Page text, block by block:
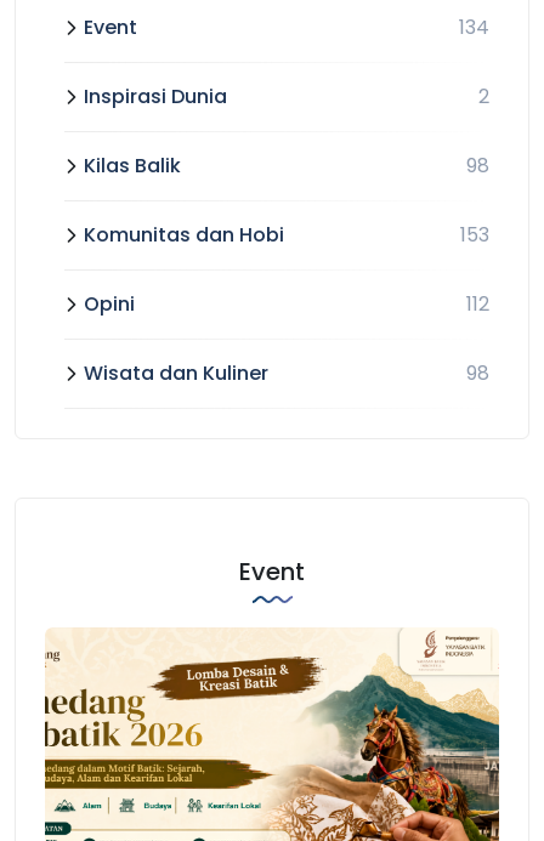
Event 134
Inspirasi Dunia 2
Kilas Balik 98
Komunitas dan Hobi 153
Opini 112
Wisata dan Kuliner 98
Event